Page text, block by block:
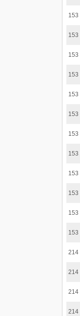
153
153
153
153
153
153
153
153
153
153
153
153
214
214
214
214